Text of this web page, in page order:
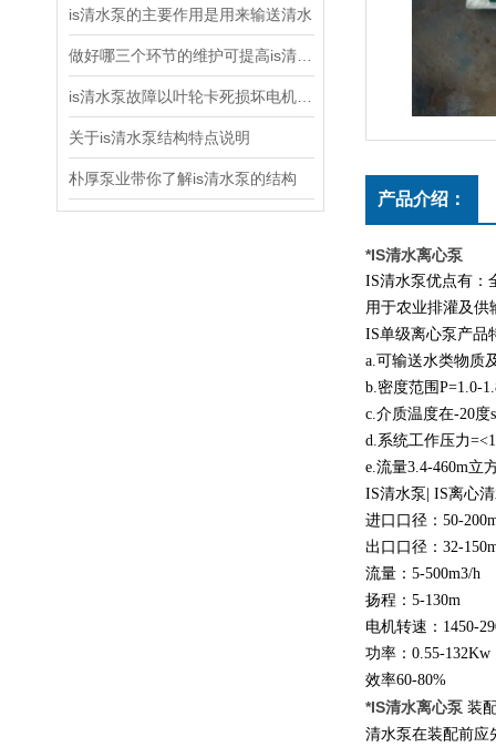
is清水泵的主要作用是用来输送清水
关于is清水泵结构特点说明
朴厚泵业带你了解is清水泵的结构
产品介绍：
*IS清水离心泵
IS清水泵优点有：
用于农业排灌及
IS单级离心泵产品
a.可输送水类物质
b.密度范围P=1.0-
c.介质温度在-20度
d.系统工作压力
e.流量3.4-460m立
IS清水泵| IS离心
进口口径：50-
出口口径：32-
流量：5-500m3/h
扬程：5-130m
电机转速：1450-
功率：0.55-132Kw
效率60-80%
*IS清水离心泵 装
清水泵在装配前应